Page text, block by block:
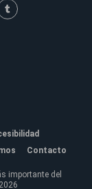
Contacto
importante del